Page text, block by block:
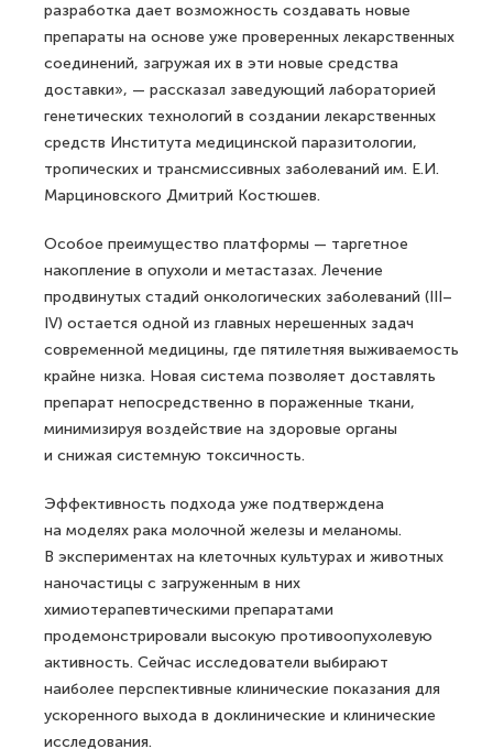
разработка дает возможность создавать новые
препараты на основе уже проверенных лекарственных
соединений, загружая их в эти новые средства
доставки», — рассказал заведующий лабораторией
генетических технологий в создании лекарственных
средств Института медицинской паразитологии,
тропических и трансмиссивных заболеваний им. Е.И.
Марциновского Дмитрий Костюшев.
Особое преимущество платформы — таргетное
накопление в опухоли и метастазах. Лечение
продвинутых стадий онкологических заболеваний (III–
IV) остается одной из главных нерешенных задач
современной медицины, где пятилетняя выживаемость
крайне низка. Новая система позволяет доставлять
препарат непосредственно в пораженные ткани,
минимизируя воздействие на здоровые органы
и снижая системную токсичность.
Эффективность подхода уже подтверждена
на моделях рака молочной железы и меланомы.
В экспериментах на клеточных культурах и животных
наночастицы с загруженным в них
химиотерапевтическими препаратами
продемонстрировали высокую противоопухолевую
активность. Сейчас исследователи выбирают
наиболее перспективные клинические показания для
ускоренного выхода в доклинические и клинические
исследования.